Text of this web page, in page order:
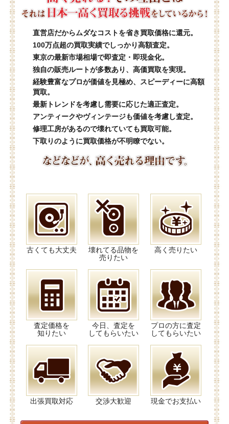
直営店だからムダなコストを省き買取価格に還元。
100万点超の買取実績でしっかり高額査定。
東京の最新市場相場で即査定・即現金化。
独自の販売ルートが多数あり、高価買取を実現。
経験豊富なプロが価値を見極め、スピーディーに高額
買取。
最新トレンドを考慮し需要に応じた適正査定。
アンティークやヴィンテージも価値を考慮し査定。
修理工房があるので壊れていても買取可能。
下取りのように買取価格が不明瞭でない。
古くても大丈夫
壊れてる品物を
売りたい
高く売りたい
査定価格を
知りたい
今日、査定を
してもらいたい
プロの方に査定
してもらいたい
出張買取対応 交渉大歓迎 現金でお支払い